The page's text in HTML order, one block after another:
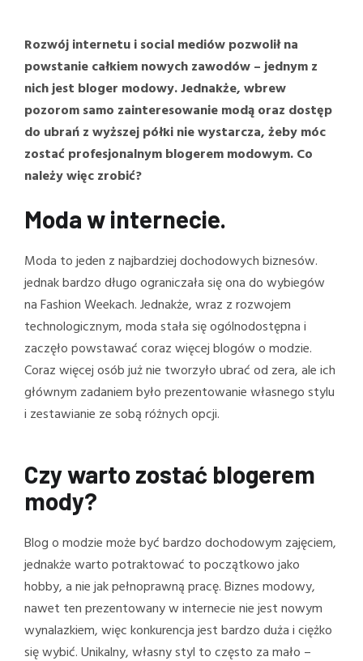
Rozwój internetu i social mediów pozwolił na
powstanie całkiem nowych zawodów – jednym z
nich jest bloger modowy. Jednakże, wbrew
pozorom samo zainteresowanie modą oraz dostęp
do ubrań z wyższej półki nie wystarcza, żeby móc
zostać profesjonalnym blogerem modowym. Co
należy więc zrobić?
Moda w internecie.
Moda to jeden z najbardziej dochodowych biznesów.
jednak bardzo długo ograniczała się ona do wybiegów
na Fashion Weekach. Jednakże, wraz z rozwojem
technologicznym, moda stała się ogólnodostępna i
zaczęło powstawać coraz więcej blogów o modzie.
Coraz więcej osób już nie tworzyło ubrać od zera, ale ich
głównym zadaniem było prezentowanie własnego stylu
i zestawianie ze sobą różnych opcji.
Czy warto zostać blogerem
mody?
Blog o modzie może być bardzo dochodowym zajęciem,
jednakże warto potraktować to początkowo jako
hobby, a nie jak pełnoprawną pracę. Biznes modowy,
nawet ten prezentowany w internecie nie jest nowym
wynalazkiem, więc konkurencja jest bardzo duża i ciężko
się wybić. Unikalny, własny styl to często za mało –